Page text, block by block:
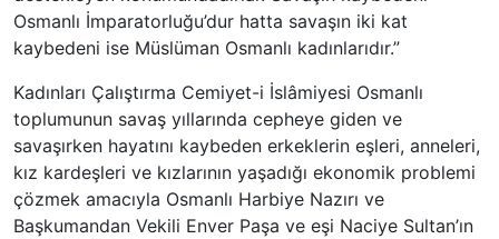
Osmanlı İmparatorluğu’dur hatta savaşın iki kat
kaybedeni ise Müslüman Osmanlı kadınlarıdır.”
Kadınları Çalıştırma Cemiyet-i İslâmiyesi Osmanlı
toplumunun savaş yıllarında cepheye giden ve
savaşırken hayatını kaybeden erkeklerin eşleri, anneleri,
kız kardeşleri ve kızlarının yaşadığı ekonomik problemi
çözmek amacıyla Osmanlı Harbiye Nazırı ve
Başkumandan Vekili Enver Paşa ve eşi Naciye Sultan’ın